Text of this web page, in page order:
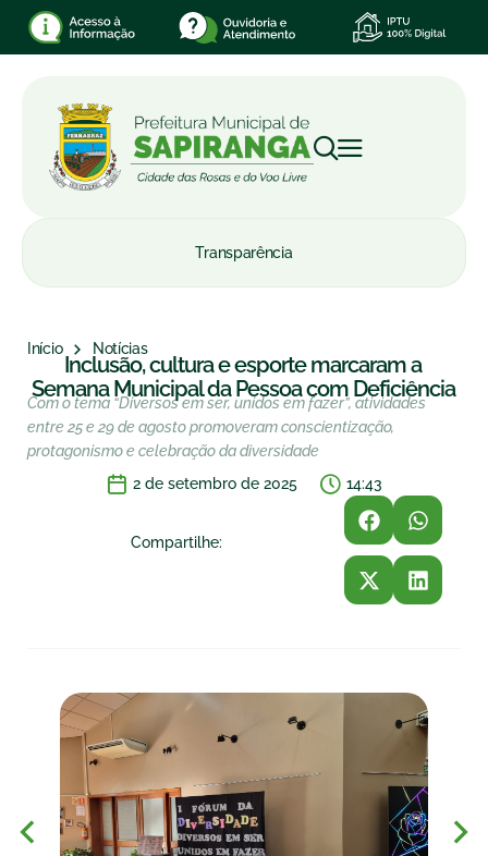
Transparência
Início Notícias
Inclusão, cultura e esporte marcaram a
Semana Municipal da Pessoa com Deficiência
Com o tema “Diversos em ser, unidos em fazer”, atividades
entre 25 e 29 de agosto promoveram conscientização,
protagonismo e celebração da diversidade
2 de setembro de 2025
14:43
Compartilhe: